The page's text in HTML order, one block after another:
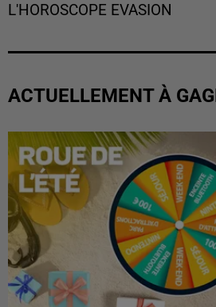
L'HOROSCOPE EVASION
ACTUELLEMENT À